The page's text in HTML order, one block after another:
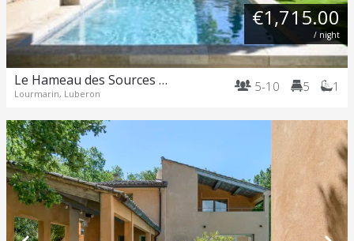
€1,715.00
/ night
Le Hameau des Sources – Lourmarin.
Lourmarin, Luberon 5-10 5 1